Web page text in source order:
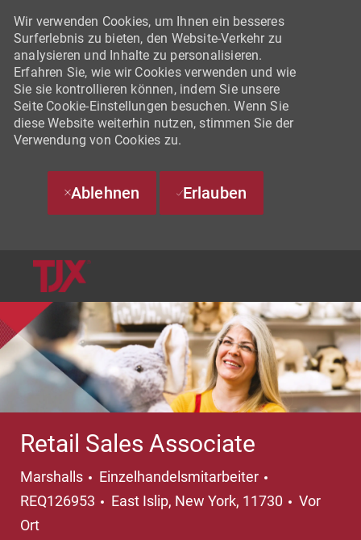
Wir verwenden Cookies, um Ihnen ein besseres
Surferlebnis zu bieten, den Website-Verkehr zu
analysieren und Inhalte zu personalisieren.
Erfahren Sie, wie wir Cookies verwenden und wie
Sie sie kontrollieren können, indem Sie unsere
Seite Cookie-Einstellungen besuchen. Wenn Sie
diese Website weiterhin nutzen, stimmen Sie der
Verwendung von Cookies zu.
Ablehnen Erlauben
Retail Sales Associate
Marshalls Kategorie
Einzelhandelsmitarbeiter
REQ126953
Ort
East Islip, New York, 11730
Vor
Ort